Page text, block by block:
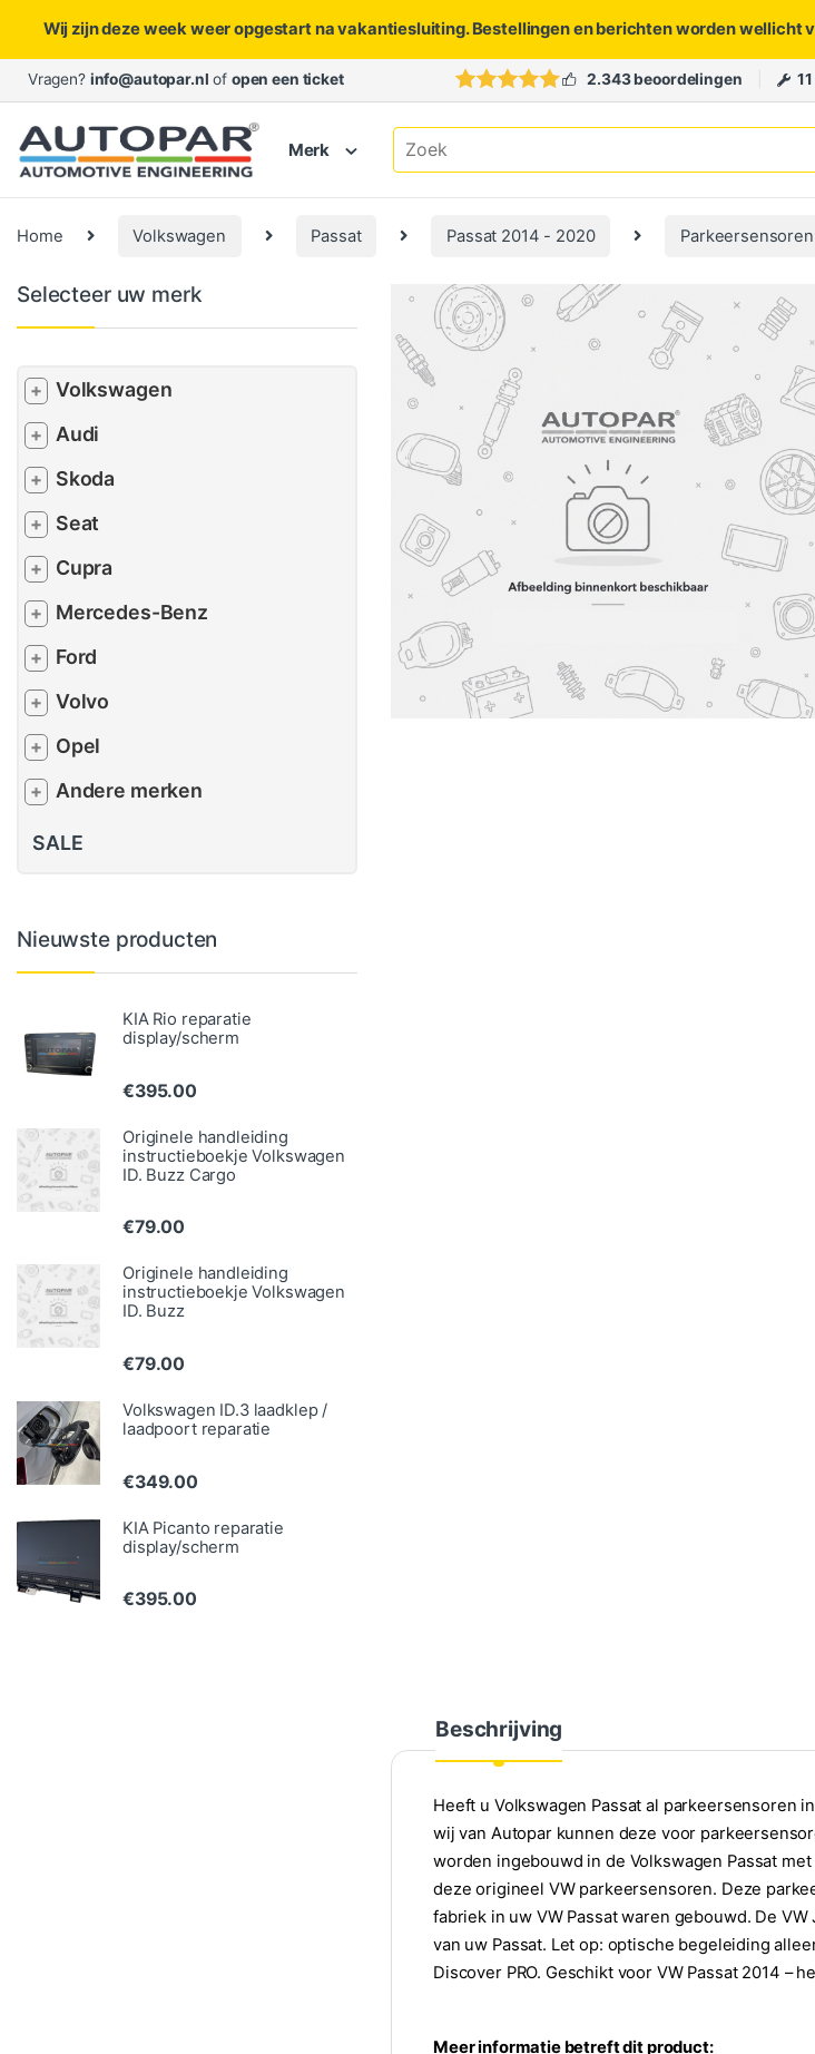
Wij zijn deze week weer opgestart na vakantiesluiting. Bestellingen en berichten worden wellicht
Skip to navigation
Skip to content
Vragen? info@autopar.nl of open een ticket 2.343 beoordelingen
Merk
Search for:
Home Volkswagen Passat Passat 2014 - 2020 Parkeersensoren
Beschrijving
Heeft u Volkswagen Passat al parkeersensoren
wij van Autopar kunnen deze voor
worden ingebouwd in de Volkswagen Passat
deze origineel VW parkeersensoren. Deze
fabriek in uw VW Passat waren gebouwd. De
van uw Passat. Let op: optische begeleiding
Discover PRO. Geschikt voor VW Passat 2014 –
Meer informatie betreft dit product:
Selecteer uw merk
+ Volkswagen
+ Audi
+ Skoda
+ Seat
+ Cupra
+ Mercedes-Benz
+ Ford
+ Volvo
+ Opel
+ Andere merken
SALE
Nieuwste producten
KIA Rio reparatie
display/scherm
€395.00
Originele handleiding
instructieboekje Volkswagen
ID. Buzz Cargo
€79.00
Originele handleiding
instructieboekje Volkswagen
ID. Buzz
€79.00
Volkswagen ID.3 laadklep /
laadpoort reparatie
€349.00
KIA Picanto reparatie
display/scherm
€395.00